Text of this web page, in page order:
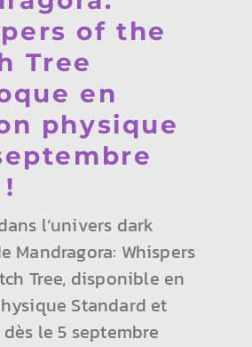
of the
Tree
en
physique
l’univers dark
Mandragora: Whispers
Tree, disponible en
Standard et
le 5 septembre